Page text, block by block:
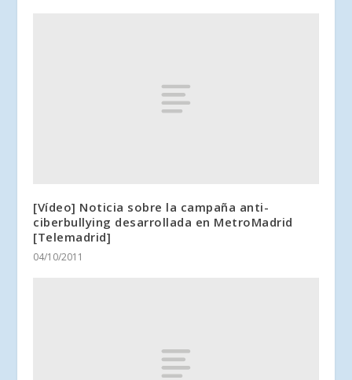
[Vídeo] Noticia sobre la campaña anti-
ciberbullying desarrollada en MetroMadrid
[Telemadrid]
04/10/2011